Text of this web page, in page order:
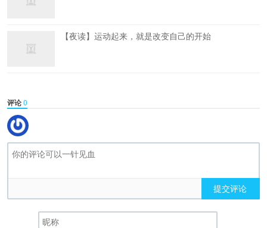
【夜读】运动起来，就是改变自己的开始
评论0
提交评论